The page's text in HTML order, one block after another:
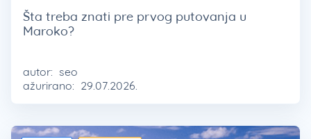
Šta treba znati pre prvog putovanja u
Maroko?
autor: seo
ažurirano: 29.07.2026.